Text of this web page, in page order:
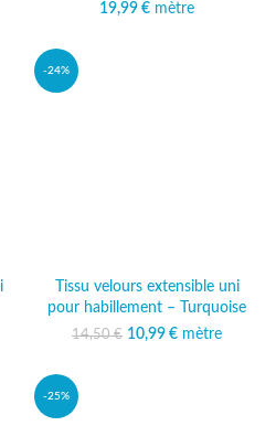
19,99 € mètre
:
-24%
Tissu velours extensible uni
pour habillement – Turquoise
14,50€ Le prix initial était :
10,99 €
Le prix
mètre
-25%